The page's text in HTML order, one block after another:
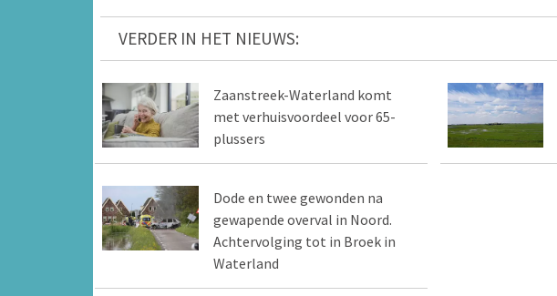
VERDER IN HET NIEUWS:
Zaanstreek-Waterland komt
met verhuisvoordeel voor 65-
plussers
Dode en twee gewonden na
gewapende overval in Noord.
Achtervolging tot in Broek in
Waterland